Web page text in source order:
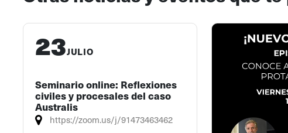
23JULIO
Seminario online: Reflexiones
civiles y procesales del caso
Australis
https://zoom.us/j/91473463462